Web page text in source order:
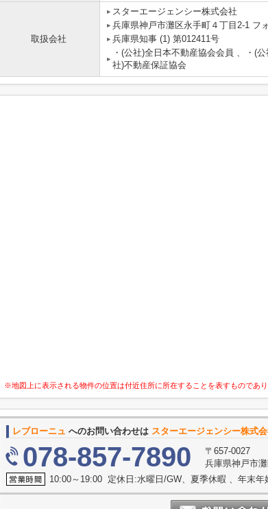
取扱会社
スターエージェンシー株式会社
兵庫県神戸市灘区永手町４丁目2-1 フ
兵庫県知事 (1) 第012411号
・(公社)全日本不動産協会会員 、・(
社)不動産保証協会
※地図上に表示される物件の位置は付近住所に所在することを表すものであ
レブローニュ へのお問い合わせは スターエージェンシー株式
078-857-7890
〒657-0027
兵庫県神戸市
10:00～19:00 定休日:水曜日/GW、夏季休暇 、年末年